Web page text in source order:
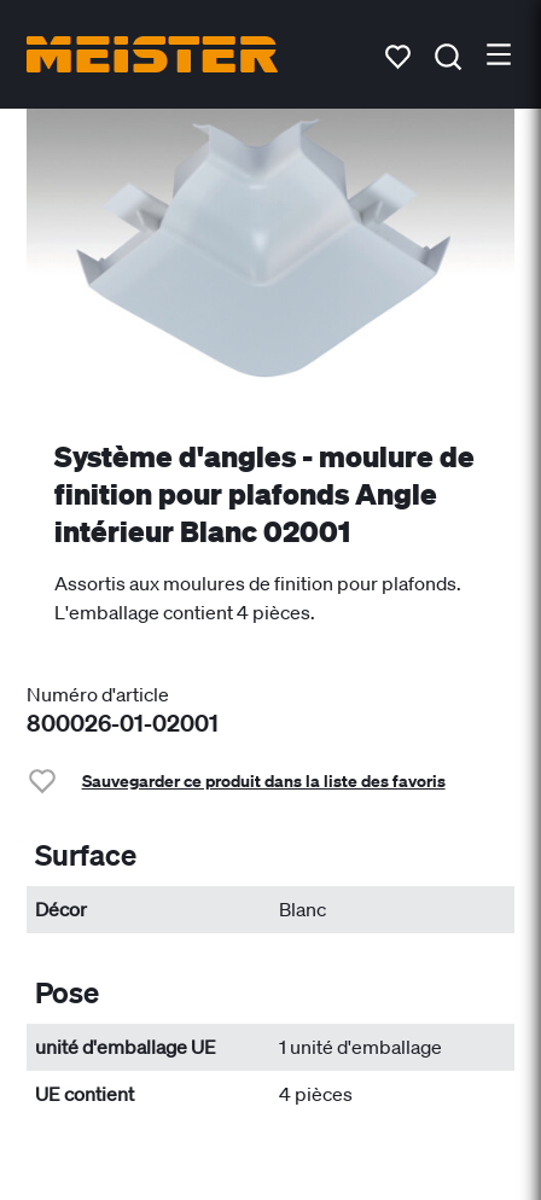
Système d'angles - moulure de
finition pour plafonds Angle
intérieur Blanc 02001
Assortis aux moulures de finition pour plafonds.
L'emballage contient 4 pièces.
Numéro d'article
800026-01-02001
Sauvegarder ce produit dans la liste des favoris
Surface
Décor Blanc
Pose
unité d'emballage UE
1 unité d'emballage
UE contient
4 pièces